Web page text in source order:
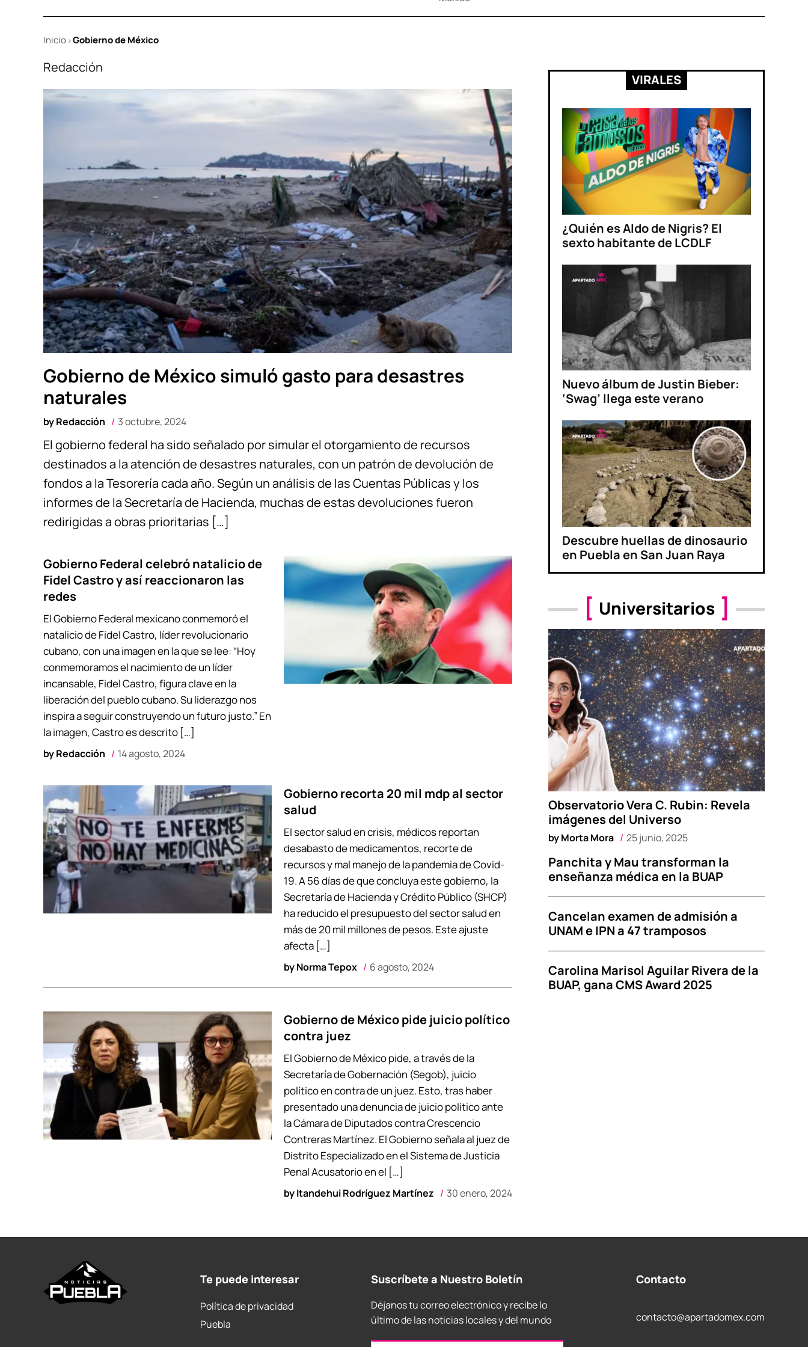
Inicio >Gobierno de México
Redacción
Gobierno de México simuló gasto para desastres
naturales
byRedacción 3 octubre, 2024
El gobierno federal ha sido señalado por simular el otorgamiento de recursos
destinados a la atención de desastres naturales, con un patrón de devolución de
fondos a la Tesorería cada año. Según un análisis de las Cuentas Públicas y los
informes de la Secretaría de Hacienda, muchas de estas devoluciones fueron
redirigidas a obras prioritarias […]
Gobierno Federal celebró natalicio de
Fidel Castro y así reaccionaron las
redes
byRedacción 14 agosto, 2024
El Gobierno Federal mexicano conmemoró el
natalicio de Fidel Castro, líder revolucionario
cubano, con una imagen en la que se lee: “Hoy
conmemoramos el nacimiento de un líder
incansable, Fidel Castro, figura clave en la
liberación del pueblo cubano. Su liderazgo nos
inspira a seguir construyendo un futuro justo.” En
la imagen, Castro es descrito […]
Gobierno recorta 20 mil mdp al sector
salud
byNorma Tepox 6 agosto, 2024
El sector salud en crisis, médicos reportan
desabasto de medicamentos, recorte de
recursos y mal manejo de la pandemia de Covid-
19. A 56 días de que concluya este gobierno, la
Secretaría de Hacienda y Crédito Público (SHCP)
ha reducido el presupuesto del sector salud en
más de 20 mil millones de pesos. Este ajuste
afecta […]
Gobierno de México pide juicio político
contra juez
byItandehui Rodríguez Martínez 30 enero, 2024
El Gobierno de México pide, a través de la
Secretaría de Gobernación (Segob), juicio
político en contra de un juez. Esto, tras haber
presentado una denuncia de juicio político ante
la Cámara de Diputados contra Crescencio
Contreras Martínez. El Gobierno señala al juez de
Distrito Especializado en el Sistema de Justicia
Penal Acusatorio en el […]
VIRALES
¿Quién es Aldo de Nigris? El
sexto habitante de LCDLF
Nuevo álbum de Justin Bieber:
‘Swag’ llega este verano
Descubre huellas de dinosaurio
en Puebla en San Juan Raya
Universitarios
Observatorio Vera C. Rubin: Revela
imágenes del Universo
byMorta Mora 25 junio, 2025
Panchita y Mau transforman la
enseñanza médica en la BUAP
Cancelan examen de admisión a
UNAM e IPN a 47 tramposos
Carolina Marisol Aguilar Rivera de la
BUAP, gana CMS Award 2025
Te puede interesar
Política de privacidad
Puebla
Suscríbete a Nuestro Boletín
Déjanos tu correo electrónico y recibe lo
último de las noticias locales y del mundo
Contacto
contacto@apartadomex.com